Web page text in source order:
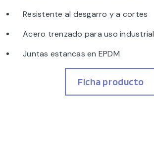
Resistente al desgarro y a cortes
Acero trenzado para uso industrial
Juntas estancas en EPDM
Ficha producto